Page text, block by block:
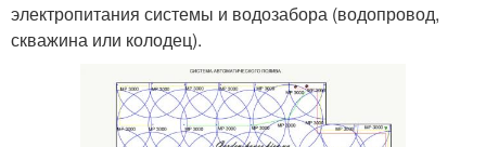
электропитания системы и водозабора (водопровод,
скважина или колодец).